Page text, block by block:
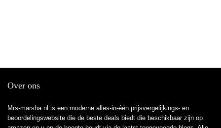
Over ons
Mrs-marsha.nl is een moderne alles-in-één prijsvergelijkings- en
beoordelingswebsite die de beste deals biedt die beschikbaar zijn op